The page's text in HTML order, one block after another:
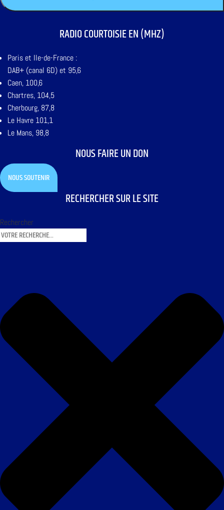
RADIO COURTOISIE EN (MHZ)
Paris et Ile-de-France :
DAB+ (canal 6D) et 95,6
Caen, 100,6
Chartres, 104,5
Cherbourg, 87,8
Le Havre 101,1
Le Mans, 98,8
NOUS FAIRE UN DON
NOUS SOUTENIR
RECHERCHER SUR LE SITE
Rechercher